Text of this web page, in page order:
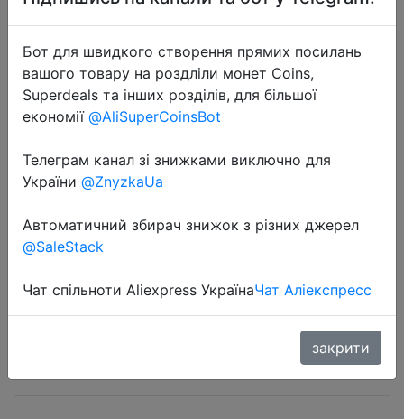
2018-07-27
Глобальная версия Сяо mi A1 4 ГБ
32 ГБ мобильный телефон
Snapdragon 625 Octa Core 12.0MP
+ 12.0MP двойной камера Android
One 5,5 '1080 P
Бот для швидкого створення прямих посилань
вашого товару на роздліли монет Coins,
Superdeals та інших розділів, для більшої
економії @AliSuperCoinsBot
Телеграм канал зі знижками виключно для
України @ZnyzkaUa
Автоматичний збирач знижок з різних джерел
@SaleStack
Чат спільноти Aliexpress УкраїнаЧат Аліекспресс
закрити